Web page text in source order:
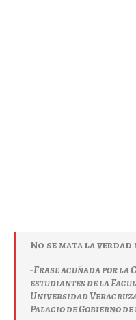
No se mata la
-Frase acuñada por la
estudiantes de la
Universidad
Palacio de Gobierno de